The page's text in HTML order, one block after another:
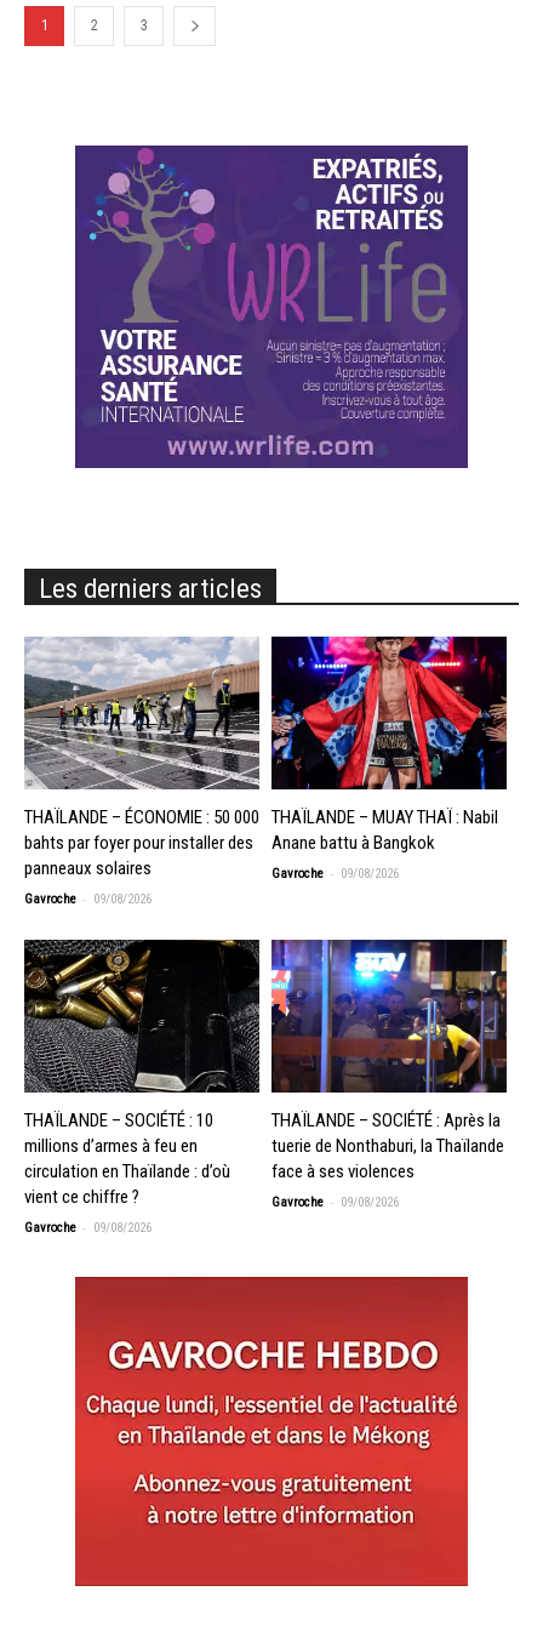
1 2 3
Les derniers articles
THAÏLANDE – ÉCONOMIE : 50 000
bahts par foyer pour installer des
panneaux solaires
Gavroche - 09/08/2026
THAÏLANDE – MUAY THAÏ : Nabil
Anane battu à Bangkok
Gavroche - 09/08/2026
THAÏLANDE – SOCIÉTÉ : 10
millions d’armes à feu en
circulation en Thaïlande : d’où
vient ce chiffre ?
Gavroche - 09/08/2026
THAÏLANDE – SOCIÉTÉ : Après la
tuerie de Nonthaburi, la Thaïlande
face à ses violences
Gavroche - 09/08/2026